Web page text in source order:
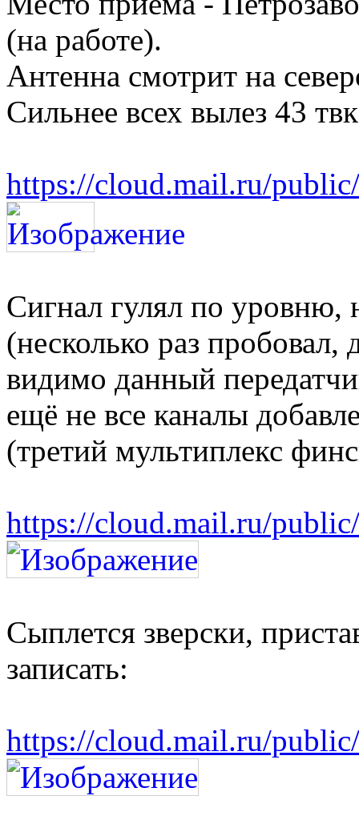
(на работе).
Антенна смотрит на
Сильнее всех вылез 43
https://cloud.mail.ru/
Сигнал гулял по уровню,
(несколько раз
видимо данный
ещё не все каналы
(третий мультиплекс
https://cloud.mail.ru/
Сыплется зверски,
записать:
https://cloud.mail.ru/